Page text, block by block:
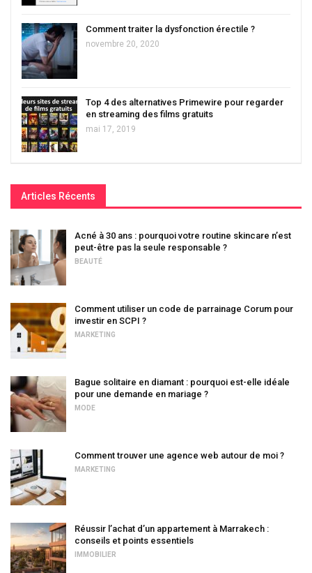
Comment traiter la dysfonction érectile ?
novembre 20, 2020
Top 4 des alternatives Primewire pour regarder
en streaming des films gratuits
mai 17, 2019
Articles Récents
Acné à 30 ans : pourquoi votre routine skincare n’est
peut-être pas la seule responsable ?
BEAUTÉ
Comment utiliser un code de parrainage Corum pour
investir en SCPI ?
MARKETING
Bague solitaire en diamant : pourquoi est-elle idéale
pour une demande en mariage ?
MODE
Comment trouver une agence web autour de moi ?
MARKETING
Réussir l’achat d’un appartement à Marrakech :
conseils et points essentiels
IMMOBILIER